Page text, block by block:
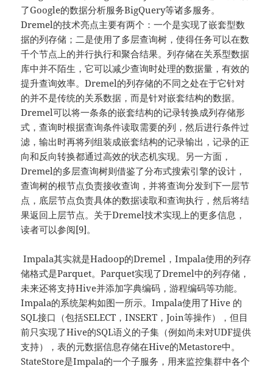
了Google的数据分析服务BigQuery等诸多服务。
Dremel的技术亮点主要有两个：一个是实现了嵌套型数
据的列存储；二是使用了多层查询树，使得任务可以在数
千个节点上的并行执行和聚合结果。列存储在关系型数据
库中并不陌生，它可以减少查询时处理的数据量，有效的
提升查询效率。Dremel的列存储的不同之处在于它针对
的并不是传统的关系数据，而是针对嵌套结构的数据。
Dremel可以将一条条的嵌套结构的记录转换成列存储形
式，查询时根据查询条件读取需要的列，然后进行条件过
滤，输出时再将列组装成嵌套结构的记录输出，记录的正
向和反向转换都通过高效的状态机实现。另一方面，
Dremel的多层查询树则借鉴了分布式搜索引擎的设计，
查询树的根节点负责接收查询，并将查询分发到下一层节
点，底层节点负责具体的数据读取和查询执行，然后将结
果返回上层节点。关于Dremel技术实现上的更多信息，
读者可以参阅[9]。
Impala其实就是Hadoop的Dremel，Impala使用的列存
储格式是Parquet。Parquet实现了Dremel中的列存储，
未来还将支持Hive并添加字典编码，游程编码等功能。
Impala的系统架构如图一所示。Impala使用了Hive 的
SQL接口（包括SELECT，INSERT，Join等操作），但目
前只实现了Hive的SQL语义的子集（例如尚未对UDF提供
支持），表的元数据信息存储在Hive的Metastore中。
StateStore是Impala的一个子服务，用来监控集群中各个